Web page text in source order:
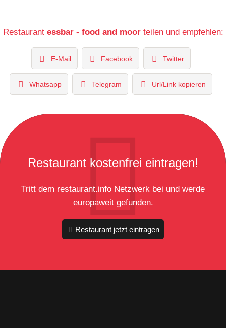
Restaurant essbar - food and moorteilen und empfehlen:
E-Mail Facebook Twitter
Whatsapp Telegram Url/Link kopieren
Restaurant kostenfrei eintragen!
Tritt dem restaurant.info Netzwerk bei und werde
europaweit gefunden.
Restaurant jetzt eintragen